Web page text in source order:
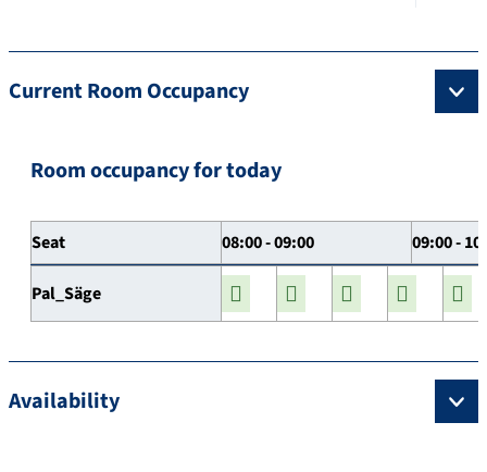
Current Room Occupancy
Room occupancy for today
Seat 08:00 - 09:00 09:00 -
Pal_Säge
Availability